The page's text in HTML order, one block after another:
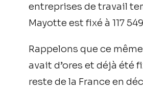
entreprises de travail
Mayotte est fixé à 117
Rappelons que ce
avait d’ores et déjà été
reste de la France en